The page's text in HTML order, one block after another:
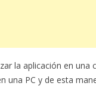
la aplicación en
una PC y de esta